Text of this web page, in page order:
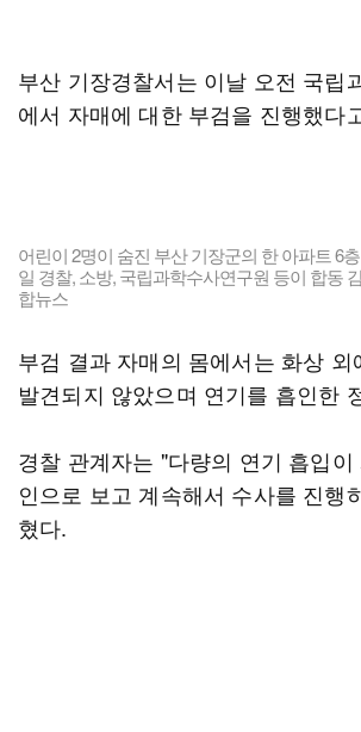
부산 기장경찰서는 이날 오전 국립
에서 자매에 대한 부검을 진행했다
어린이 2명이 숨진 부산 기장군의 한 아파트 6
일 경찰, 소방, 국립과학수사연구원 등이 합동
합뉴스
부검 결과 자매의 몸에서는 화상 외
발견되지 않았으며 연기를 흡인한
경찰 관계자는 "다량의 연기 흡입이
인으로 보고 계속해서 수사를 진행
혔다.